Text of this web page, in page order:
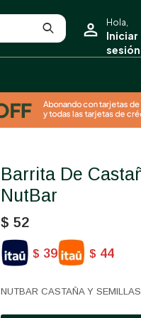
Barrita De Castaña Y Semillas
NutBar
$ 52
$ 39 $ 44
NUTBAR CASTAÑA Y SEMILLAS